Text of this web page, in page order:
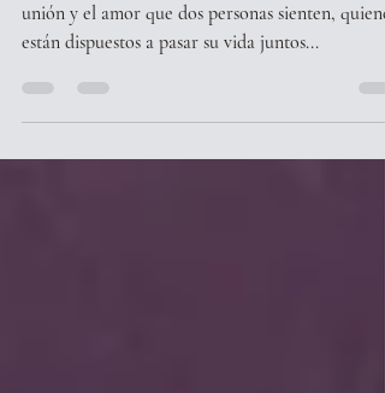
¡BODAS DE AMAPOLA!
La boda de amapola representa un símbolo de la
unión y el amor que dos personas sienten, quienes